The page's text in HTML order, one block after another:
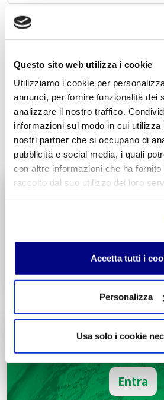
Questo sito web utilizza i cookie
Utilizziamo i cookie per
annunci, per fornire funzionalità dei
analizzare il nostro traffico.
informazioni sul modo in cui
nostri partner che si occupano di
pubblicità e social media, i quali
con altre informazioni che ha
raccolto dal suo utilizzo dei loro
Accetta tutti i
Personalizza
Usa solo i cookie
Acconsento al trattamento dei
INVIA COMMENTO
Integr. Psicologia &
Entra
Decreto di Parità
Tecnico
Turismo
Entra